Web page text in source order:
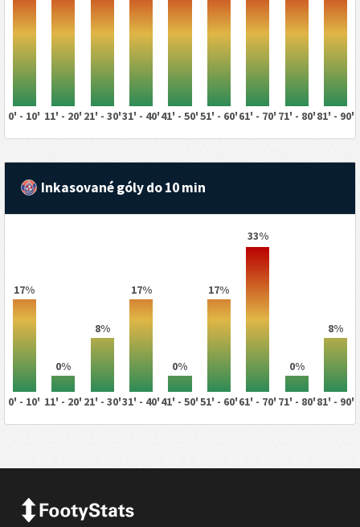
0' - 10' 11' - 20' 21' - 30'31' - 40'41' - 50'51' - 60'61' - 70' 71' - 80'81' - 90'
Inkasované góly do 10 min
17%
0%
8%
17%
0%
17%
33%
0%
8%
0' - 10' 11' - 20' 21' - 30'31' - 40'41' - 50'51' - 60'61' - 70' 71' - 80'81' - 90'